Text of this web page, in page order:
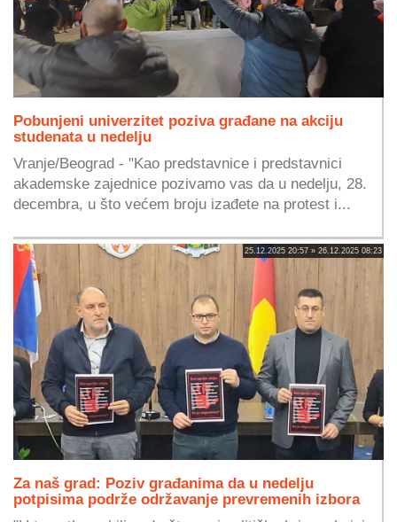
Pobunjeni univerzitet poziva građane na akciju
studenata u nedelju
Vranje/Beograd - "Kao predstavnice i predstavnici
akademske zajednice pozivamo vas da u nedelju, 28.
decembra, u što većem broju izađete na protest i...
25.12.2025 20:57 » 26.12.2025 08:23
Za naš grad: Poziv građanima da u nedelju
potpisima podrže održavanje prevremenih izbora